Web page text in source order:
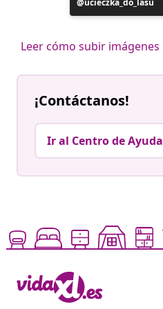
realizada
Leer cómo subir imágenes
¡Contáctanos!
Ir al Centro de Ayuda